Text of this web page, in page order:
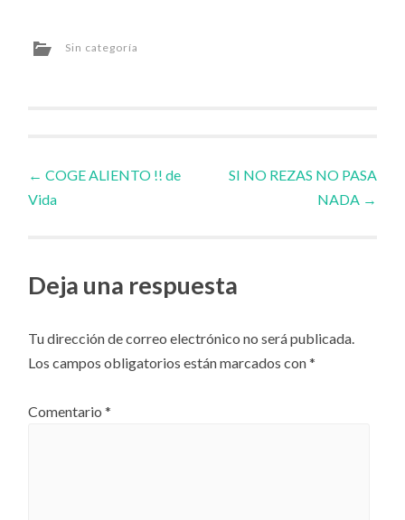
Sin categoría
Navegador
artículos
← COGE ALIENTO !! de
Vida
SI NO REZAS NO PASA
NADA →
Deja una respuesta
Tu dirección de correo electrónico no será publicada.
Los campos obligatorios están marcados con*
Comentario*